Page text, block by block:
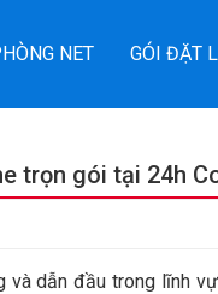
NET GÓI ĐẶT
trọn gói tại 24h
và dẫn đầu trong lĩnh